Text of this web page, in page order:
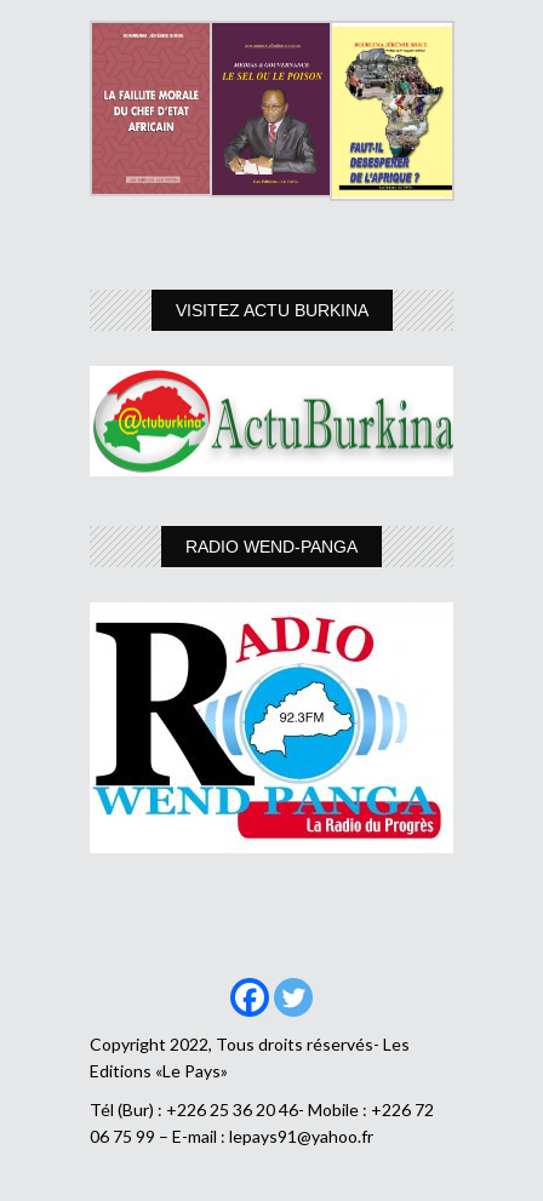
VISITEZ ACTU BURKINA
RADIO WEND-PANGA
Copyright 2022, Tous droits réservés- Les
Editions «Le Pays»
Tél (Bur) : +226 25 36 20 46- Mobile : +226 72
06 75 99 – E-mail : lepays91@yahoo.fr